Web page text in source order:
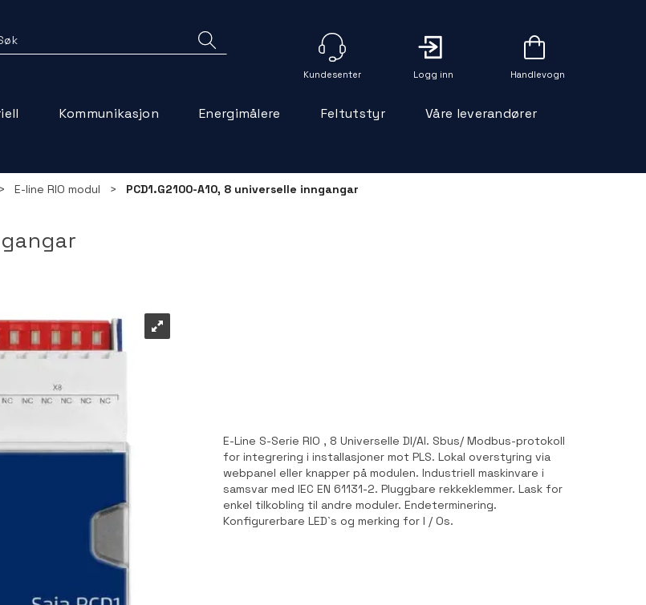
Logg inn Handlevogn
Kommunikasjon Energimålere Feltutstyr Våre leverandører
> E-line RIO modul > PCD1.G2100-A10, 8 universelle inngangar
E-Line S-Serie RIO , 8 Universelle DI/AI. Sbus/ Modbus-protokoll
for integrering i installasjoner mot PLS. Lokal overstyring via
webpanel eller knapper på modulen. Industriell maskinvare i
samsvar med IEC EN 61131-2. Pluggbare rekkeklemmer. Lask for
enkel tilkobling til andre moduler. Endeterminering.
Konfigurerbare LED`s og merking for I / Os.